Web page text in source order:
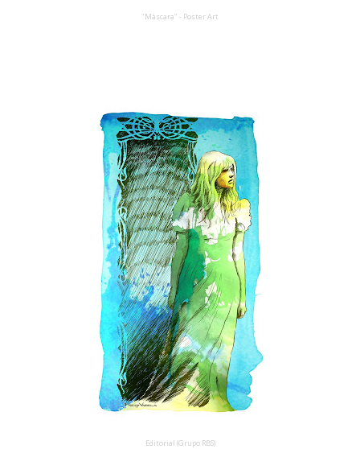
"Máscara" - Poster Art
Editorial (Grupo RBS)